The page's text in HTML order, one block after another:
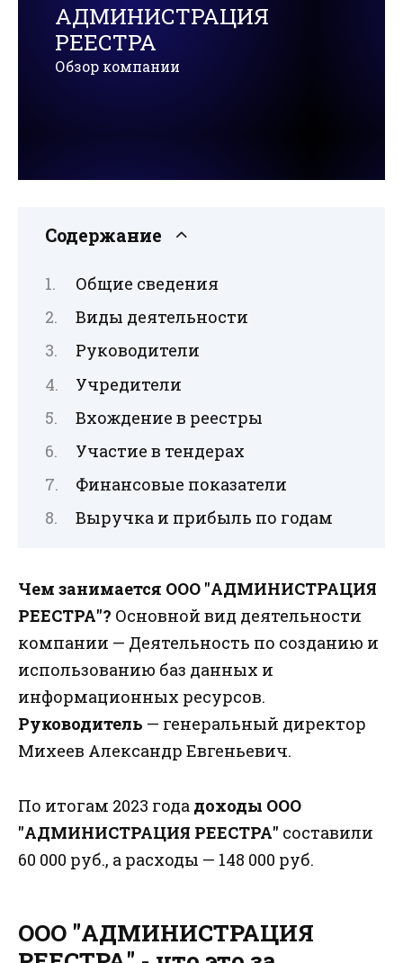
АДМИНИСТРАЦИЯ
РЕЕСТРА
Обзор компании
Содержание
Общие сведения
Виды деятельности
Руководители
Учредители
Вхождение в реестры
Участие в тендерах
Финансовые показатели
Выручка и прибыль по годам
Чем занимается ООО "АДМИНИСТРАЦИЯ
РЕЕСТРА"? Основной вид деятельности
компании — Деятельность по созданию и
использованию баз данных и
информационных ресурсов.
Руководитель — генеральный директор
Михеев Александр Евгеньевич.
По итогам 2023 года доходы ООО
"АДМИНИСТРАЦИЯ РЕЕСТРА" составили
60 000 руб., а расходы — 148 000 руб.
ООО "АДМИНИСТРАЦИЯ